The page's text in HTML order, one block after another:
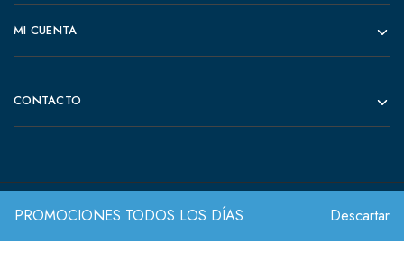
PROMOCIONES TODOS LOS DÍAS Descartar
MI CUENTA
CONTACTO
© 2022 Todos los derechos reservados.